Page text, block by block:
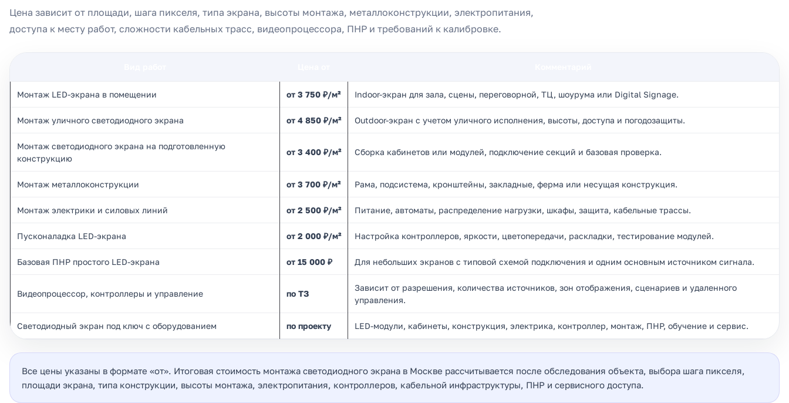
Цена зависит от площади, шага пикселя, типа экрана, высоты монтажа, металлоконструкции, электропитания,
доступа к месту работ, сложности кабельных трасс, видеопроцессора, ПНР и требований к калибровке.
Монтаж LED-экрана в помещении от 3 750 ₽/м² Indoor-экран для зала, сцены, переговорной, ТЦ, шоурума или Digital Signage.
Монтаж уличного светодиодного экрана от 4 850 ₽/м² Outdoor-экран с учетом уличного исполнения, высоты, доступа и погодозащиты.
Монтаж светодиодного экрана на подготовленную
конструкцию
от 3 400 ₽/м² Сборка кабинетов или модулей, подключение секций и базовая проверка.
Монтаж металлоконструкции от 3 700 ₽/м² Рама, подсистема, кронштейны, закладные, ферма или несущая конструкция.
Монтаж электрики и силовых линий от 2 500 ₽/м² Питание, автоматы, распределение нагрузки, шкафы, защита, кабельные трассы.
Пусконаладка LED-экрана от 2 000 ₽/м² Настройка контроллеров, яркости, цветопередачи, раскладки, тестирование модулей.
Базовая ПНР простого LED-экрана от 15 000 ₽ Для небольших экранов с типовой схемой подключения и одним основным источником сигнала.
Видеопроцессор, контроллеры и управление по ТЗ
Зависит от разрешения, количества источников, зон отображения, сценариев и удаленного
управления.
Светодиодный экран под ключ с оборудованием по проекту LED-модули, кабинеты, конструкция, электрика, контроллер, монтаж, ПНР, обучение и сервис.
Все цены указаны в формате «от». Итоговая стоимость монтажа светодиодного экрана в Москве рассчитывается после обследования объекта, выбора шага пикселя,
площади экрана, типа конструкции, высоты монтажа, электропитания, контроллеров, кабельной инфраструктуры, ПНР и сервисного доступа.